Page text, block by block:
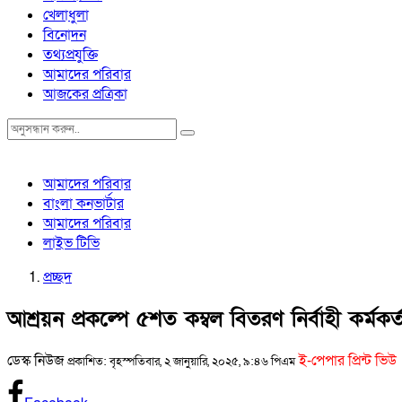
খেলাধুলা
বিনোদন
তথ্যপ্রযুক্তি
আমাদের পরিবার
আজকের প্রত্রিকা
আমাদের পরিবার
বাংলা কনভার্টার
আমাদের পরিবার
লাইভ টিভি
প্রচ্ছদ
আশ্রয়ন প্রকল্পে ৫শত কম্বল বিতরণ নির্বাহী
ডেস্ক নিউজপ্রকাশিত: বৃহস্পতিবার, ২ জানুয়ারি, ২০২৫, ৯:৪৬ পিএম ই-পেপার প্রিন্ট ভিউ